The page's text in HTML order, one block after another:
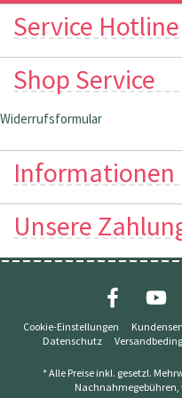
Service Hotline
Shop Service
Widerrufsformular
Informationen
Unsere
Cookie-Einstellungen
Datenschutz
* Alle Preise inkl. gesetzl.
Nachnahmegebühren,